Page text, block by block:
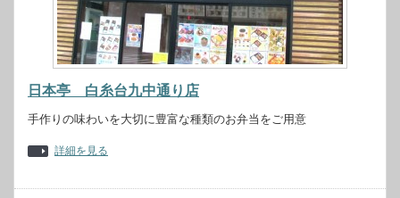
日本亭 白糸台九中通り店
手作りの味わいを大切に豊富な種類のお弁当をご用意
詳細を見る